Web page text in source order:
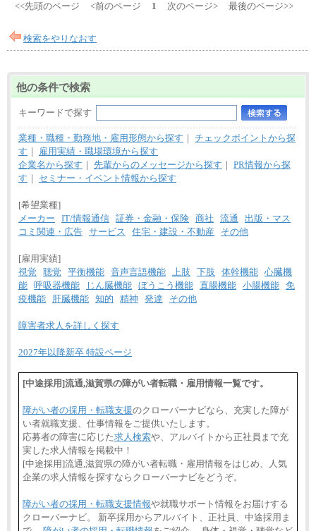
<<先頭のページ <前のページ 1 次のページ> 最後のページ>>
検索をやりなおす
他の条件で検索
キーワードで探す
業種・職種・勤務地・雇用形態から探す ｜ チェックポイントから探
す ｜
雇用実績・職場環境から探す
企業名から探す ｜ 先輩からのメッセージから探す ｜ PR情報から探
す ｜ セミナー・イベント情報から探す
[希望業種]
メーカー
IT/情報通信 証券・金融・保険 商社 流通
出版・マス
コミ関連・広告 サービス 住宅・建設・不動産 その他
[雇用実績]
視覚
聴覚 平衡機能 音声言語機能 上肢 下肢 体幹機能 心臓機
能 呼吸器機能 じん臓機能 ぼうこう機能 直腸機能 小腸機能 免
疫機能
肝臓機能 知的 精神 発達 その他
障害者求人を詳しく探す
2027年以降新卒 特設ページ
[中途採用]流通,滋賀県の障がい者転職・雇用情報一覧です。
障がい者の採用・転職支援のクローバーナビなら、充実した障が
い者就職支援、仕事情報をご提供いたします。
応募者の障害に応じた求人検索や、アルバイトから正社員まで充
実した求人情報を掲載中！
[中途採用]流通,滋賀県の障がい者転職・雇用情報をはじめ、人気
企業の求人情報を探すならクローバーナビをどうぞ。
障がい者の採用・転職支援情報や就職サポート情報をお届けする
クローバーナビ。 新卒採用からアルバイト、正社員、中途採用ま